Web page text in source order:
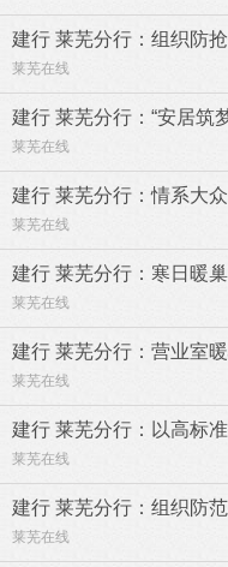
建行 莱芜分行：组织防
莱芜在线
建行 莱芜分行：“安居筑
莱芜在线
建行 莱芜分行：情系大
莱芜在线
建行 莱芜分行：寒日暖
莱芜在线
建行 莱芜分行：营业室
莱芜在线
建行 莱芜分行：以高标
莱芜在线
建行 莱芜分行：组织防
莱芜在线